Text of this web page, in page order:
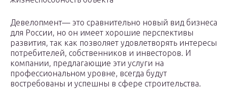
Девелопмент— это сравнительно новый вид бизнеса
для России, но он имеет хорошие перспективы
развития, так как позволяет удовлетворять интересы
потребителей, собственников и инвесторов. И
компании, предлагающие эти услуги на
профессиональном уровне, всегда будут
востребованы и успешны в сфере строительства.